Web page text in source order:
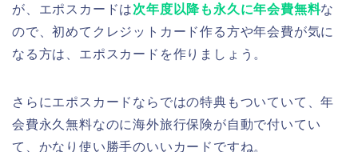
が、エポスカードは次年度以降も永久に年会費無料な
ので、初めてクレジットカード作る方や年会費が気に
なる方は、エポスカードを作りましょう。
さらにエポスカードならではの特典もついていて、年
会費永久無料なのに海外旅行保険が自動で付いてい
て、かなり使い勝手のいいカードですね。